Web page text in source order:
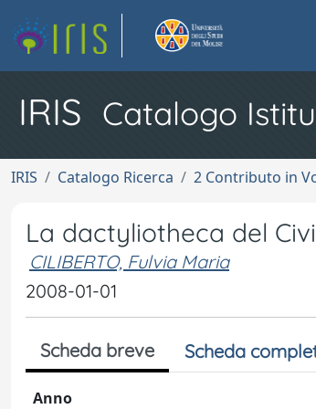
IRIS Catalogo
IRIS Catalogo Ricerca 2 Contributo in
La dactyliotheca del
CILIBERTO, Fulvia Maria
2008-01-01
Scheda breve Scheda
Anno